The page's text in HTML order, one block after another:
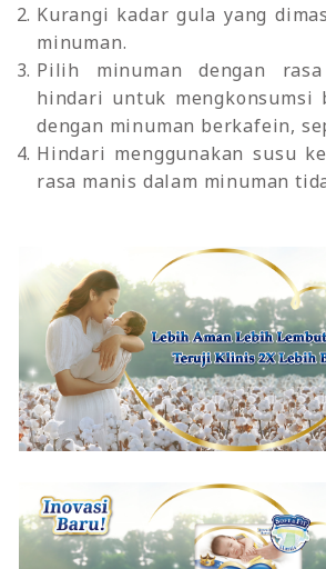
Kurangi kadar gula yang
minuman.
Pilih minuman dengan
hindari untuk mengkonsumsi
dengan minuman berkafein,
Hindari menggunakan susu
rasa manis dalam minuman